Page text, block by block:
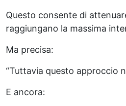
Questo consente di
raggiungano la massima
Ma precisa:
“Tuttavia questo approccio
E ancora: